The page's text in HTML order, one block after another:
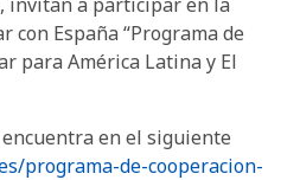
España “Programa de
para América Latina y El
en el siguiente
programa-de-cooperacion-